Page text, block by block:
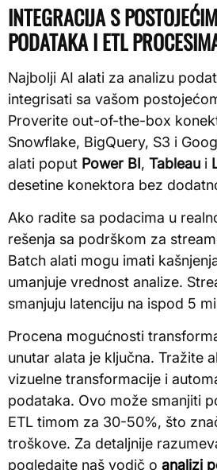
INTEGRACIJA S
PODATAKA I ETL
Najbolji AI alati za analizu
integrisati sa vašom
Proverite out-of-the-box
Snowflake, BigQuery, S3 i
alati poput Power BI, Tableau i
desetine konektora bez
Ako radite sa podacima u
rešenja sa podrškom za
Batch alati mogu imati
umanjuje vrednost analize.
smanjuju latenciju na ispod 5
Procena mogućnosti
unutar alata je ključna. Tražite
vizuelne transformacije i
podataka. Ovo može smanjiti
ETL timom za 30-50%, što
troškove. Za detaljnije
pogledajte naš vodič o analizi